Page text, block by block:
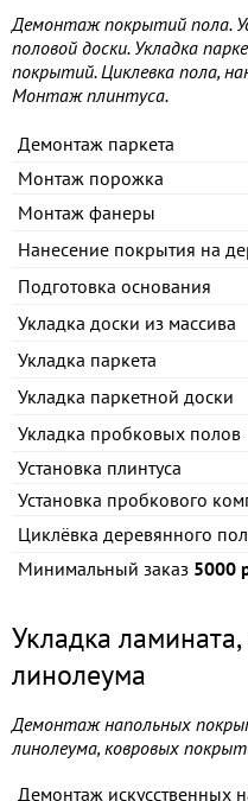
Демонтаж покрытий пола.
половой доски. Укладка
покрытий. Циклевка пола,
Монтаж плинтуса.
Демонтаж паркета
Монтаж порожка
Монтаж фанеры
Нанесение покрытия на
Подготовка основания
Укладка доски из массива
Укладка паркета
Укладка паркетной доски
Укладка пробковых полов
Установка плинтуса
Установка пробкового
Циклёвка деревянного
Минимальный заказ 5000
Укладка
линолеума
Демонтаж напольных
линолеума, ковровых
Демонтаж искусственных